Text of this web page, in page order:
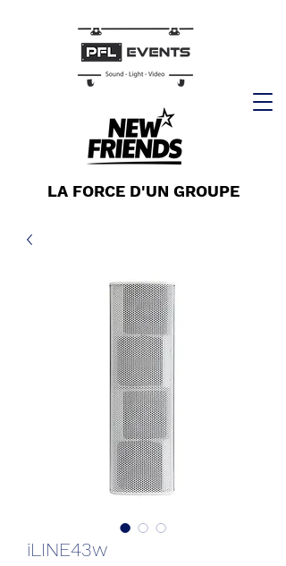
LA FORCE D'UN GROUPE
iLINE43w